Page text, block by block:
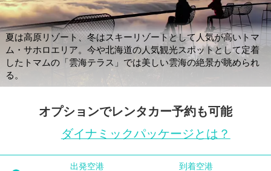
夏は高原リゾート、冬はスキーリゾートとして人気が高いトマ
ム・サホロエリア。今や北海道の人気観光スポットとして定着
したトマムの「雲海テラス」では美しい雲海の絶景が眺められ
る。
オプションでレンタカー予約も可能
ダイナミックパッケージとは？
出発空港 到着空港